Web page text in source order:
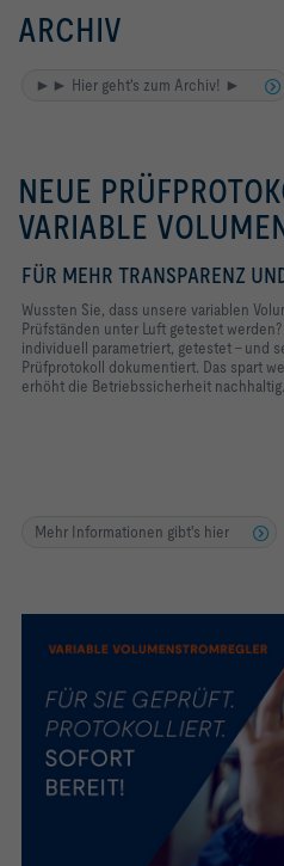
ARCHIV
►► Hier geht's zum Archiv! ►
NEUE
VARIABLE
FÜR MEHR TRANSPARENZ
Wussten Sie, dass unsere variablen
Prüfständen unter Luft getestet
individuell parametriert, getestet – und
Prüfprotokoll dokumentiert. Das spart
erhöht die Betriebssicherheit nachhaltig.
Mehr Informationen gibt's hier